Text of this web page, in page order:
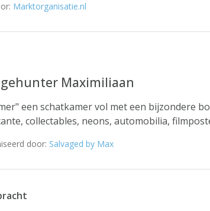
Marktorganisatie.nl
Maximiliaan
een schatkamer vol met een bijzondere
collectables, neons, automobilia,
door: Salvaged by Max